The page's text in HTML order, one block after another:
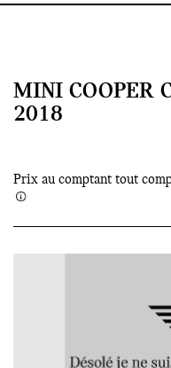
MINI COOPER
2018
Prix au comptant tout